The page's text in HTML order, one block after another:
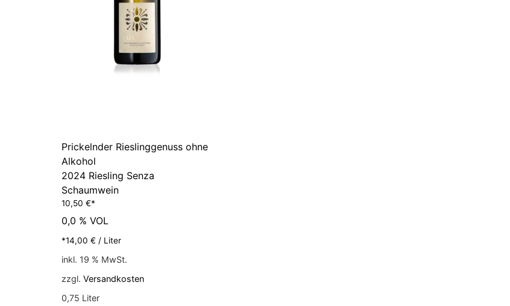
Prickelnder Rieslinggenuss ohne
Alkohol
2024 Riesling Senza
Schaumwein
10,50 €*
0,0 % VOL
*14,00 € / Liter
inkl. 19 % MwSt.
zzgl. Versandkosten
0,75 Liter